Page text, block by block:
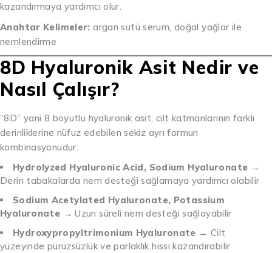
kazandırmaya yardımcı olur.
Anahtar Kelimeler: argan sütü serum, doğal yağlar ile
nemlendirme
8D Hyaluronik Asit Nedir ve
Nasıl Çalışır?
“8D” yani 8 boyutlu hyaluronik asit, cilt katmanlarının farklı
derinliklerine nüfuz edebilen sekiz ayrı formun
kombinasyonudur:
Hydrolyzed Hyaluronic Acid, Sodium Hyaluronate →
Derin tabakalarda nem desteği sağlamaya yardımcı olabilir
Sodium Acetylated Hyaluronate, Potassium
Hyaluronate → Uzun süreli nem desteği sağlayabilir
Hydroxypropyltrimonium Hyaluronate → Cilt
yüzeyinde pürüzsüzlük ve parlaklık hissi kazandırabilir